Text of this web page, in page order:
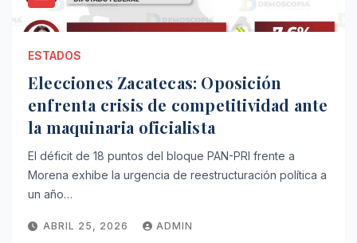
ESTADOS
Elecciones Zacatecas: Oposición
enfrenta crisis de competitividad ante
la maquinaria oficialista
El déficit de 18 puntos del bloque PAN-PRI frente a
Morena exhibe la urgencia de reestructuración política a
un año…
ABRIL 25, 2026 ADMIN